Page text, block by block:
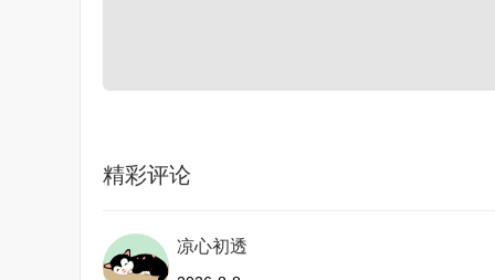
精彩评论
凉心初透